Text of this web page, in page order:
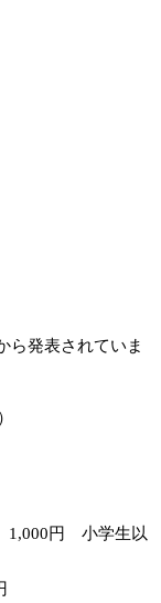
ら発表されていま
1,000円 小学生以